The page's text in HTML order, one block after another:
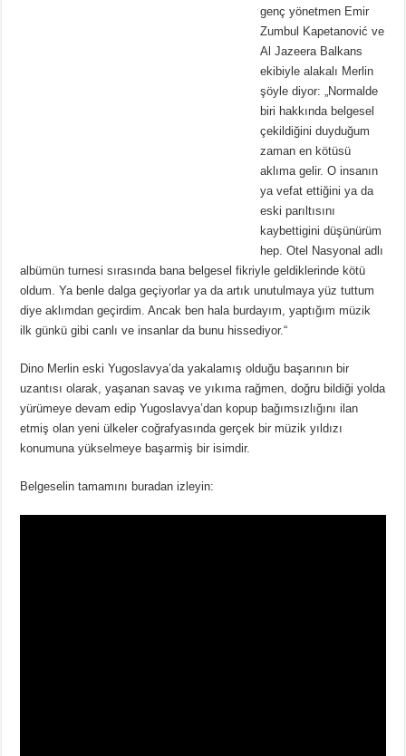
genç yönetmen Emir
Zumbul Kapetanović ve
Al Jazeera Balkans
ekibiyle alakalı Merlin
şöyle diyor: „Normalde
biri hakkında belgesel
çekildiğini duyduğum
zaman en kötüsü
aklıma gelir. O insanın
ya vefat ettiğini ya da
eski parıltısını
kaybettigini düşünürüm
hep. Otel Nasyonal adlı
albümün turnesi sırasında bana belgesel fikriyle geldiklerinde kötü
oldum. Ya benle dalga geçiyorlar ya da artık unutulmaya yüz tuttum
diye aklımdan geçirdim. Ancak ben hala burdayım, yaptığım müzik
ilk günkü gibi canlı ve insanlar da bunu hissediyor.“
Dino Merlin eski Yugoslavya’da yakalamış olduğu başarının bir
uzantısı olarak, yaşanan savaş ve yıkıma rağmen, doğru bildiği yolda
yürümeye devam edip Yugoslavya’dan kopup bağımsızlığını ilan
etmiş olan yeni ülkeler coğrafyasında gerçek bir müzik yıldızı
konumuna yükselmeye başarmiş bir isimdir.
Belgeselin tamamını buradan izleyin: